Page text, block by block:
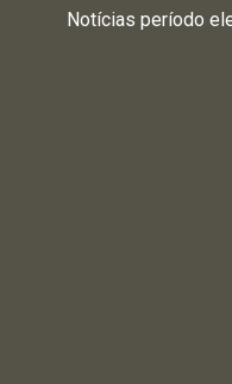
Notícias período